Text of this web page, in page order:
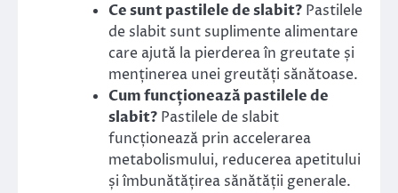
Ce sunt pastilele de slabit? Pastilele
de slabit sunt suplimente alimentare
care ajută la pierderea în greutate și
menținerea unei greutăți sănătoase.
Cum funcționează pastilele de
slabit? Pastilele de slabit
funcționează prin accelerarea
metabolismului, reducerea apetitului
și îmbunătățirea sănătății generale.